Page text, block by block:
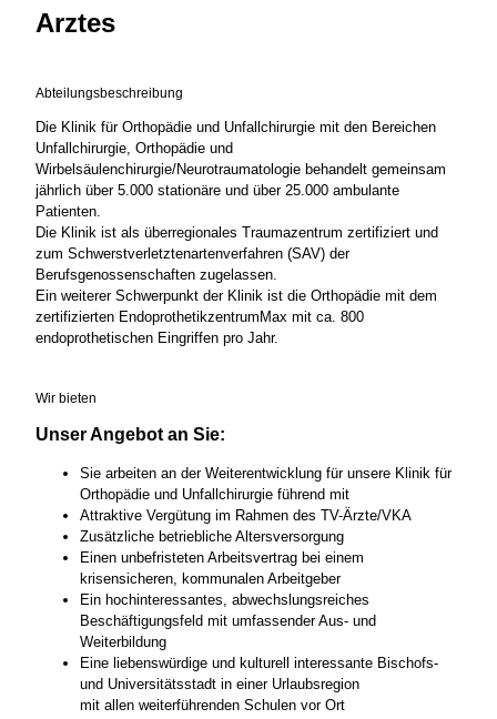
Arztes
Abteilungsbeschreibung
Die Klinik für Orthopädie und Unfallchirurgie mit den Bereichen
Unfallchirurgie, Orthopädie und
Wirbelsäulenchirurgie/Neurotraumatologie behandelt gemeinsam
jährlich über 5.000 stationäre und über 25.000 ambulante
Patienten.
Die Klinik ist als überregionales Traumazentrum zertifiziert und
zum Schwerstverletztenartenverfahren (SAV) der
Berufsgenossenschaften zugelassen.
Ein weiterer Schwerpunkt der Klinik ist die Orthopädie mit dem
zertifizierten EndoprothetikzentrumMax mit ca. 800
endoprothetischen Eingriffen pro Jahr.
Wir bieten
Unser Angebot an Sie:
Sie arbeiten an der Weiterentwicklung für unsere Klinik für
Orthopädie und Unfallchirurgie führend mit
Attraktive Vergütung im Rahmen des TV-Ärzte/VKA
Zusätzliche betriebliche Altersversorgung
Einen unbefristeten Arbeitsvertrag bei einem
krisensicheren, kommunalen Arbeitgeber
Ein hochinteressantes, abwechslungsreiches
Beschäftigungsfeld mit umfassender Aus- und
Weiterbildung
Eine liebenswürdige und kulturell interessante Bischofs-
und Universitätsstadt in einer Urlaubsregion
mit allen weiterführenden Schulen vor Ort